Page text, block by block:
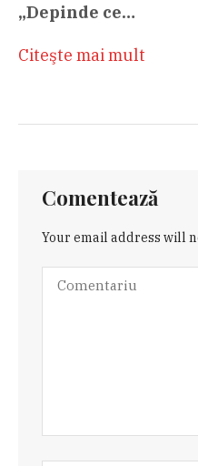
„Depinde ce…
Citeşte mai mult
Comentează
Your email address will